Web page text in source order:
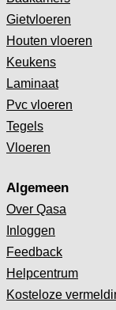
Gietvloeren
Houten vloeren
Keukens
Laminaat
Pvc vloeren
Tegels
Vloeren
Algemeen
Over Qasa
Inloggen
Feedback
Helpcentrum
Kosteloze